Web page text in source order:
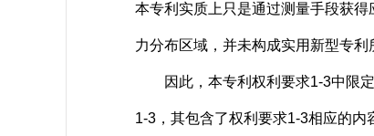
本专利实质上只是通过测量手段获
力分布区域，并未构成实用新型专利
因此，本专利权利要求1-3中限定
1-3，其包含了权利要求1-3相应的